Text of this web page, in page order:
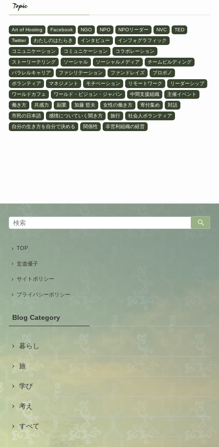
Topic
Art of Hosting Facebook NGO NPO NPOリーダー NVC
TED
Twitter
わたしのはたらき インタビュー
インフォグラフィック
コニュニケーション
コミュニケーション
コラボレーション
ストーリーテリング
ソーシャル ソーシャルメディア
チームビルディング
パラレルキャリア
ファシリテーション ファンドレイズ
プロボノ
ボランティア
マネジメント モチベーション リモートワーク
リーダーシップ
ワールドカフェ
ワールド・ビジョン・ジャパン 中間支援組織
主催イベント
働き方
共感力 副業 加藤 哲夫 女性の働き方 寄付集め
対話
市民の日本語
感情についていく聞き方 旅行
社会人ボランティア
自分の生き方を自分で決める
関係性 非営利組織の経営
TOP
玄道優子
サイトポリシー
プライバシーポリシー
Blog Category
暮らし
旅
学び
考え
すべて